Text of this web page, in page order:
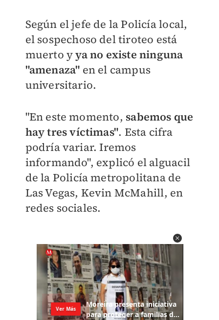
Según el jefe de la Policía local,
el sospechoso del tiroteo está
muerto yya no existe ninguna
"amenaza" en el campus
universitario.
"En este momento, sabemos que
hay tres víctimas". Esta cifra
podría variar. Iremos
informando", explicó el alguacil
de la Policía metropolitana de
Las Vegas, Kevin McMahill, en
redes sociales.